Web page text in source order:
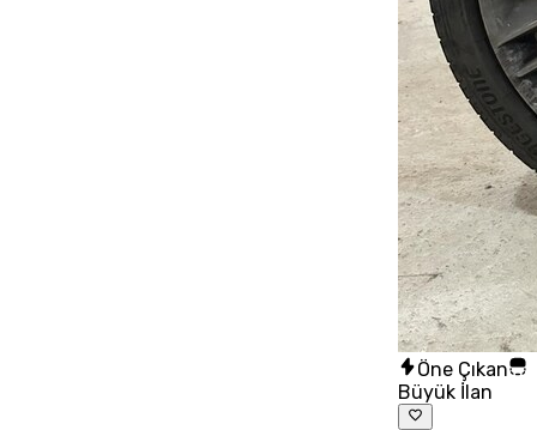
Öne Çıkan
Büyük İlan